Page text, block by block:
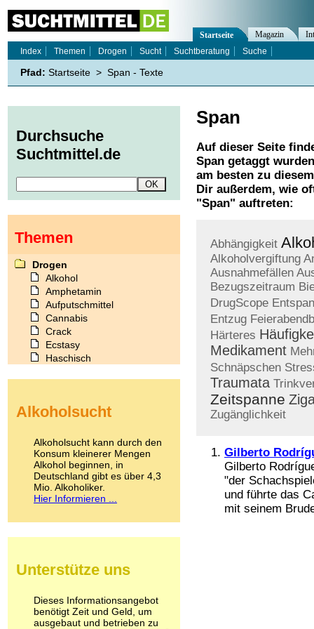
Span
Auf dieser Seite
Span getaggt
am besten zu
Dir außerdem, wie
"Span" auftreten:
Abhängigkeit
Alkoholvergiftung
Ausnahmefällen
Bezugszeitraum
DrugScope
Entzug
Härteres
Medikament
Schnäpschen
Traumata
Zeitspanne
Zugänglichkeit
Gilberto
Gilberto
"der
und führte das
mit seinem
Startseite Magazin
Index
Themen Drogen Sucht Suchtberatung Suche
Pfad: Startseite > Span - Texte
Durchsuche
Suchtmittel.de
Themen
Drogen
Alkohol
Amphetamin
Aufputschmittel
Cannabis
Crack
Ecstasy
Haschisch
Kokain
LSD
Marihuana
Medikamente
Meskalin
Metamphetamin
Methadon
Pilze
Psychopharmaka
Schlafmittel
Schmerzmittel
Alkoholsucht
Alkoholsucht kann durch den
Konsum kleinerer Mengen
Alkohol beginnen, in
Deutschland gibt es über 4,3
Mio. Alkoholiker.
Hier Informieren ...
Unterstütze uns
Dieses Informationsangebot
benötigt Zeit und Geld, um
ausgebaut und betrieben zu